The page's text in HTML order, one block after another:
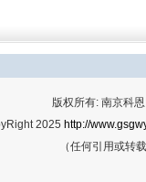
版权所有: 南京科
2025 http://
（任何引用或转